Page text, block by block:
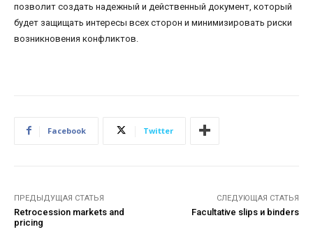
позволит создать надежный и действенный документ, который
будет защищать интересы всех сторон и минимизировать риски
возникновения конфликтов.
Facebook Twitter
ПРЕДЫДУЩАЯ СТАТЬЯ
Retrocession markets and
pricing
СЛЕДУЮЩАЯ СТАТЬЯ
Facultative slips и binders